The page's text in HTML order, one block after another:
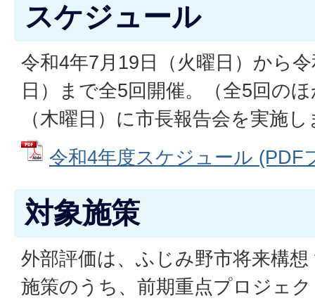
スケジュール
令和4年7月19日（火曜日）から
日）まで全5回開催。（全5回の
（木曜日）に市長報告会を実施
令和4年度スケジュール (PDF
対象施策
外部評価は、ふじみ野市将来構
施策のうち、前期重点プロジェ